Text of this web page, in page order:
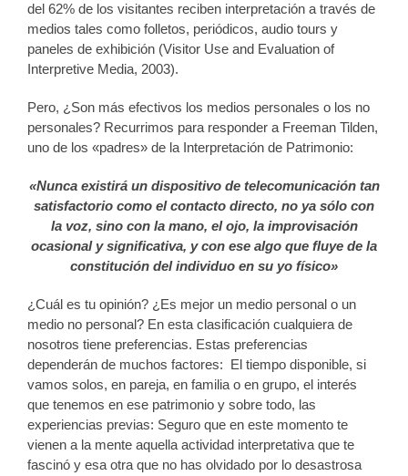
del 62% de los visitantes reciben interpretación a través de
medios tales como folletos, periódicos, audio tours y
paneles de exhibición (Visitor Use and Evaluation of
Interpretive Media, 2003).
Pero, ¿Son más efectivos los medios personales o los no
personales? Recurrimos para responder a Freeman Tilden,
uno de los «padres» de la Interpretación de Patrimonio:
«Nunca existirá un dispositivo de telecomunicación tan
satisfactorio como el contacto directo, no ya sólo con
la voz, sino con la mano, el ojo, la improvisación
ocasional y significativa, y con ese algo que fluye de la
constitución del individuo en su yo físico»
¿Cuál es tu opinión? ¿Es mejor un medio personal o un
medio no personal? En esta clasificación cualquiera de
nosotros tiene preferencias. Estas preferencias
dependerán de muchos factores: El tiempo disponible, si
vamos solos, en pareja, en familia o en grupo, el interés
que tenemos en ese patrimonio y sobre todo, las
experiencias previas: Seguro que en este momento te
vienen a la mente aquella actividad interpretativa que te
fascinó y esa otra que no has olvidado por lo desastrosa